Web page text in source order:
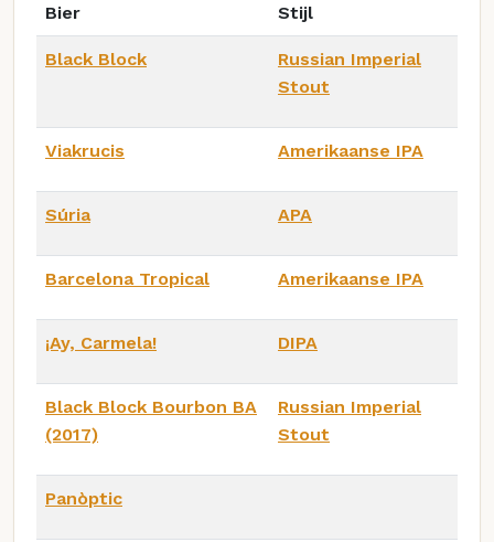
Bier Stijl
Black Block
Russian Imperial
Stout
Viakrucis Amerikaanse IPA
Súria APA
Barcelona Tropical Amerikaanse IPA
¡Ay, Carmela! DIPA
Black Block Bourbon BA
(2017)
Russian Imperial
Stout
Panòptic